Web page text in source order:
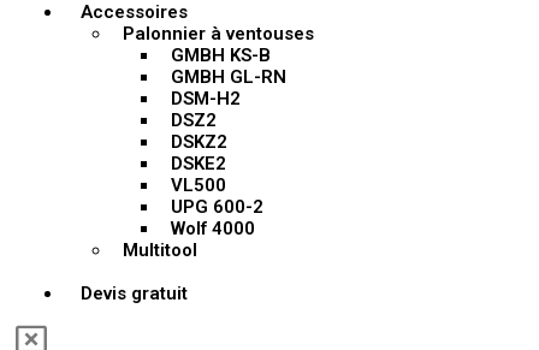
Accessoires
Palonnier à ventouses
GMBH KS-B
GMBH GL-RN
DSM-H2
DSZ2
DSKZ2
DSKE2
VL500
UPG 600-2
Wolf 4000
Multitool
Devis gratuit